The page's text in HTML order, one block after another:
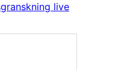
live